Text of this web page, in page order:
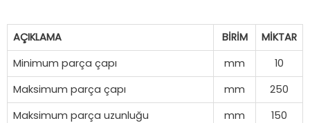
AÇIKLAMA BİRİM
MİKTAR
Minimum parça çapı
mm
10
Maksimum parça çapı
mm
250
Maksimum parça uzunluğu
mm
150